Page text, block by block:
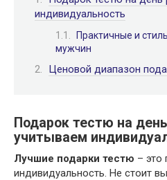
индивидуальность
Практичные и
мужчин
Ценовой диапазон
Подарок тестю на
учитываем
Лучшие подарки тестю – это
индивидуальность. Не стоит